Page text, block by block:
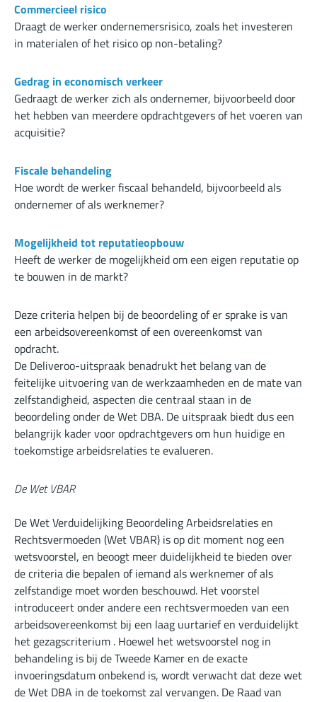
Commercieel risico
Draagt de werker ondernemersrisico, zoals het investeren
in materialen of het risico op non-betaling?
Gedrag in economisch verkeer
Gedraagt de werker zich als ondernemer, bijvoorbeeld door
het hebben van meerdere opdrachtgevers of het voeren van
acquisitie?
Fiscale behandeling
Hoe wordt de werker fiscaal behandeld, bijvoorbeeld als
ondernemer of als werknemer?
Mogelijkheid tot reputatieopbouw
Heeft de werker de mogelijkheid om een eigen reputatie op
te bouwen in de markt?
Deze criteria helpen bij de beoordeling of er sprake is van
een arbeidsovereenkomst of een overeenkomst van
opdracht.
De Deliveroo-uitspraak benadrukt het belang van de
feitelijke uitvoering van de werkzaamheden en de mate van
zelfstandigheid, aspecten die centraal staan in de
beoordeling onder de Wet DBA. De uitspraak biedt dus een
belangrijk kader voor opdrachtgevers om hun huidige en
toekomstige arbeidsrelaties te evalueren.
De Wet VBAR
De Wet Verduidelijking Beoordeling Arbeidsrelaties en
Rechtsvermoeden (Wet VBAR) is op dit moment nog een
wetsvoorstel, en beoogt meer duidelijkheid te bieden over
de criteria die bepalen of iemand als werknemer of als
zelfstandige moet worden beschouwd. Het voorstel
introduceert onder andere een rechtsvermoeden van een
arbeidsovereenkomst bij een laag uurtarief en verduidelijkt
het gezagscriterium . Hoewel het wetsvoorstel nog in
behandeling is bij de Tweede Kamer en de exacte
invoeringsdatum onbekend is, wordt verwacht dat deze wet
de Wet DBA in de toekomst zal vervangen. De Raad van